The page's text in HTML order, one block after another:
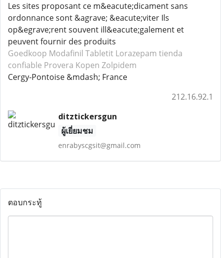
Les sites proposant ce m&eacute;dicament sans
ordonnance sont &agrave; &eacute;viter Ils
op&egrave;rent souvent ill&eacute;galement et
peuvent fournir des produits
Goedkoop Modafinil Tabletit Lorazepam tienda
confiable Provera Kopen Zolpidem
Cergy-Pontoise &mdash; France
212.16.92.1
ditztickersgun
ผู้เยี่ยมชม
enrabyscgsit@gmail.com
ตอบกระทู้